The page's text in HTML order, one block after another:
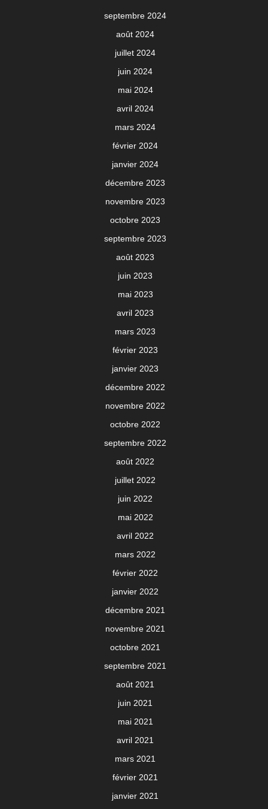
septembre 2024
août 2024
juillet 2024
juin 2024
mai 2024
avril 2024
mars 2024
février 2024
janvier 2024
décembre 2023
novembre 2023
octobre 2023
septembre 2023
août 2023
juin 2023
mai 2023
avril 2023
mars 2023
février 2023
janvier 2023
décembre 2022
novembre 2022
octobre 2022
septembre 2022
août 2022
juillet 2022
juin 2022
mai 2022
avril 2022
mars 2022
février 2022
janvier 2022
décembre 2021
novembre 2021
octobre 2021
septembre 2021
août 2021
juin 2021
mai 2021
avril 2021
mars 2021
février 2021
janvier 2021